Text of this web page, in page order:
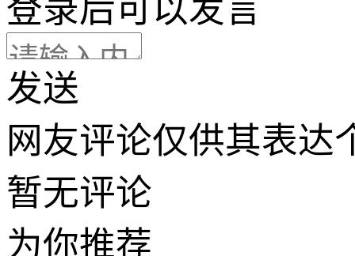
登录后可以发言
发送
网友评论仅供其表达
暂无评论
为你推荐